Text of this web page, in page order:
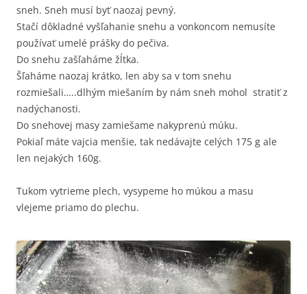
sneh. Sneh musí byť naozaj pevný.
Stačí dôkladné vyšľahanie snehu a vonkoncom nemusíte
používať umelé prášky do pečiva.
Do snehu zašľaháme žĺtka.
Šľaháme naozaj krátko, len aby sa v tom snehu
rozmiešali…..dlhým miešaním by nám sneh mohol stratiť z
nadýchanosti.
Do snehovej masy zamiešame nakyprenú múku.
Pokiaľ máte vajcia menšie, tak nedávajte celých 175 g ale
len nejakých 160g.
Tukom vytrieme plech, vysypeme ho múkou a masu
vlejeme priamo do plechu.